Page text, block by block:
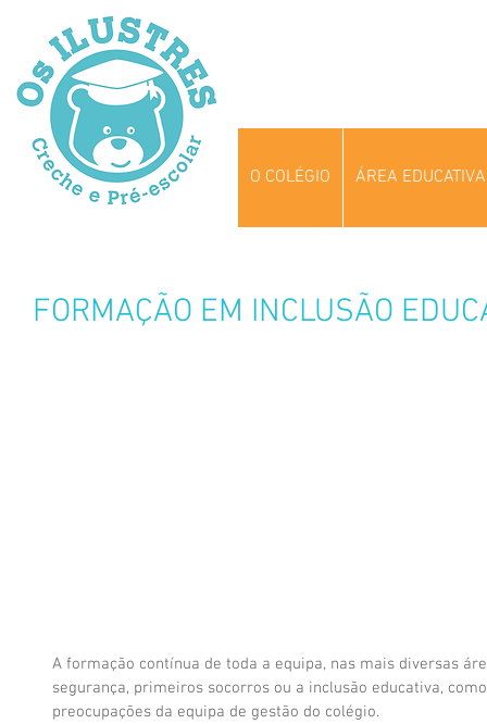
O COLÉGIO ÁREA EDUCATIVA
FORMAÇÃO EM INCLUSÃO
A formação contínua de toda a equipa, nas mais diversas
segurança, primeiros socorros ou a inclusão educativa,
preocupações da equipa de gestão do colégio.